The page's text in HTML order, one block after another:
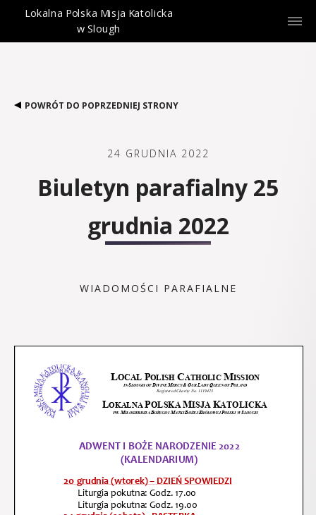
Lokalna Polska Misja Katolicka
w Slough
POWRÓT DO POPRZEDNIEJ STRONY
24 GRUDNIA 2022
Biuletyn parafialny 25
grudnia 2022
WIADOMOŚCI PARAFIALNE